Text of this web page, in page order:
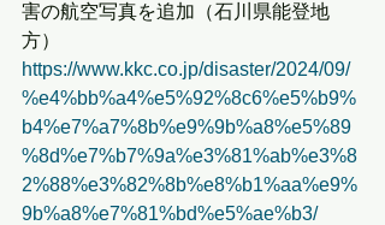
害の航空写真を追加（石川県能登地
方）
https://www.kkc.co.jp/disaster/2024/09/
%e4%bb%a4%e5%92%8c6%e5%b9%
b4%e7%a7%8b%e9%9b%a8%e5%89
%8d%e7%b7%9a%e3%81%ab%e3%8
2%88%e3%82%8b%e8%b1%aa%e9%
9b%a8%e7%81%bd%e5%ae%b3/